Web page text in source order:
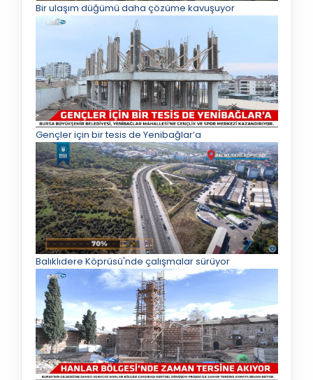
Bir ulaşım düğümü daha çözüme kavuşuyor
Gençler için bir tesis de Yenibağlar’a
Balıklıdere Köprüsü'nde çalışmalar sürüyor